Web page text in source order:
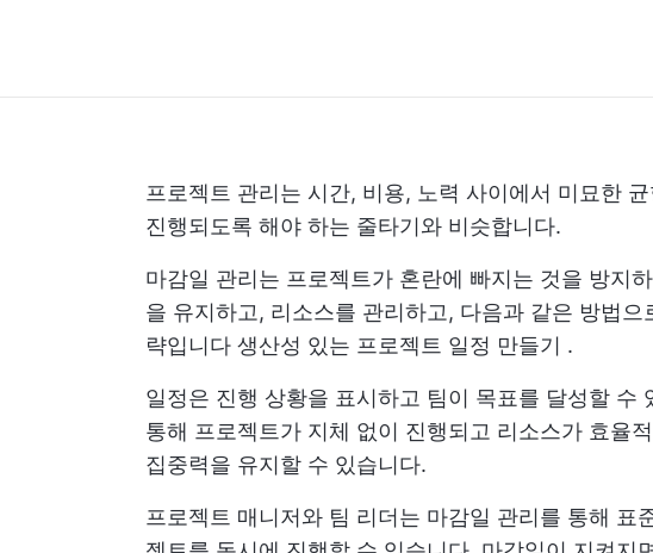
프로젝트 관리는 시간, 비용, 노력 사이에서 미묘한
진행되도록 해야 하는 줄타기와 비슷합니다.
마감일 관리는 프로젝트가 혼란에 빠지는 것을 방지
을 유지하고, 리소스를 관리하고, 다음과 같은 방법
략입니다 생산성 있는 프로젝트 일정 만들기 .
일정은 진행 상황을 표시하고 팀이 목표를 달성할 수
통해 프로젝트가 지체 없이 진행되고 리소스가 효율
집중력을 유지할 수 있습니다.
프로젝트 매니저와 팀 리더는 마감일 관리를 통해 표